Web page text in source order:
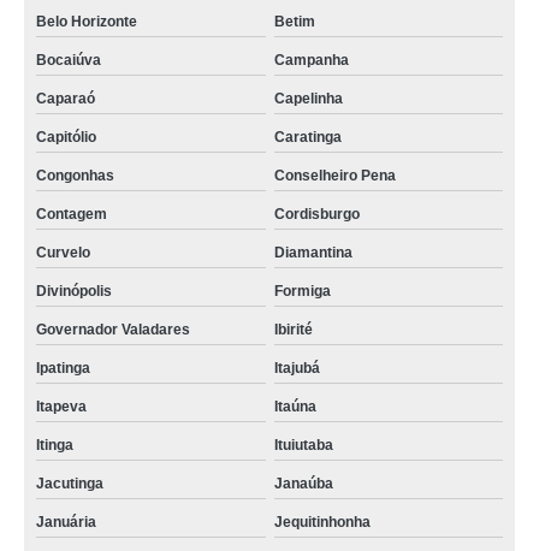
Belo Horizonte Betim
Bocaiúva Campanha
Caparaó Capelinha
Capitólio Caratinga
Congonhas Conselheiro Pena
Contagem Cordisburgo
Curvelo Diamantina
Divinópolis Formiga
Governador Valadares Ibirité
Ipatinga Itajubá
Itapeva Itaúna
Itinga Ituiutaba
Jacutinga Janaúba
Januária Jequitinhonha